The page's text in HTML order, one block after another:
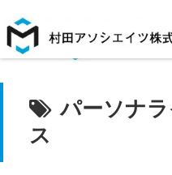
パーソナ
ス